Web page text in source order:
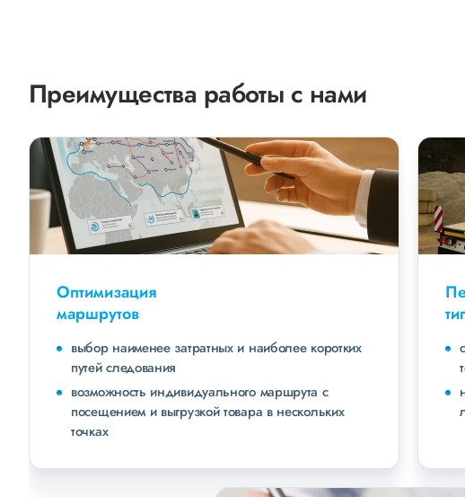
Преимущества работы с нами
Оптимизация
маршрутов
выбор наименее затратных и наиболее коротких
путей следования
возможность индивидуального маршрута с
посещением и выгрузкой товара в нескольких
точках